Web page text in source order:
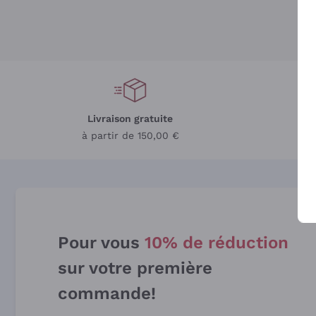
Livraison gratuite
à partir de 150,00 €
Pour vous 10% de réduction
sur votre première
commande!